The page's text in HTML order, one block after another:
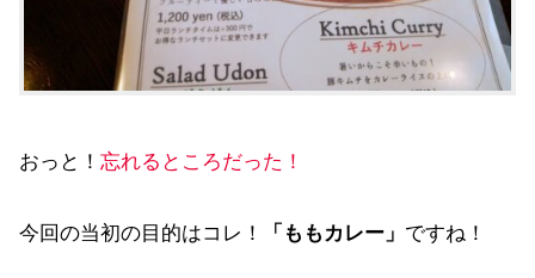
おっと！ 忘れるところだった！
今回の当初の目的はコレ！ 「ももカレー」 ですね！